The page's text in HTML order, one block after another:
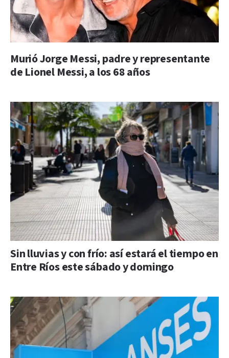
Murió Jorge Messi, padre y representante
de Lionel Messi, a los 68 años
Sin lluvias y con frío: así estará el tiempo en
Entre Ríos este sábado y domingo